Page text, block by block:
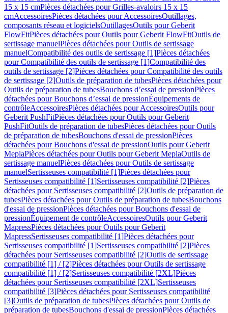
15 x 15 cmPièces détachées pour Grilles-avaloirs 15 x 15
cmAccessoiresPièces détachées pour AccessoiresOutillages,
composants réseau et logicielsOutillagesOutils pour Geberit
FlowFitPièces détachées pour Outils pour Geberit FlowFitOutils de
sertissage manuelPièces détachées pour Outils de sertissage
manuelCompatibilité des outils de sertissage [1]Pièces détachées
pour Compatibilité des outils de sertissage [1]Compatibilité des
outils de sertissage [2]Pièces détachées pour Compatibilité des outils
de sertissage [2]Outils de préparation de tubesPièces détachées pour
Outils de préparation de tubesBouchons d’essai de pressionPièces
détachées pour Bouchons d’essai de pressionÉquipements de
contrôleAccessoiresPièces détachées pour AccessoiresOutils pour
Geberit PushFitPièces détachées pour Outils pour Geberit
PushFitOutils de préparation de tubesPièces détachées pour Outils
de préparation de tubesBouchons d'essai de pressionPièces
détachées pour Bouchons d'essai de pressionOutils pour Geberit
MeplaPièces détachées pour Outils pour Geberit MeplaOutils de
sertissage manuelPièces détachées pour Outils de sertissage
manuelSertisseuses compatibilité [1]Pièces détachées pour
Sertisseuses compatibilité [1]Sertisseuses compatibilité [2]Pièces
détachées pour Sertisseuses compatibilité [2]Outils de préparation de
tubesPièces détachées pour Outils de préparation de tubesBouchons
d'essai de pressionPièces détachées pour Bouchons d'essai de
pressionÉquipement de contrôleAccessoiresOutils pour Geberit
MapressPièces détachées pour Outils pour Geberit
MapressSertisseuses compatibilité [1]Pièces détachées pour
Sertisseuses compatibilité [1]Sertisseuses compatibilité [2]Pièces
détachées pour Sertisseuses compatibilité [2]Outils de sertissage
compatibilité [1] / [2]Pièces détachées pour Outils de sertissage
compatibilité [1] / [2]Sertisseuses compatibilité [2XL]Pièces
détachées pour Sertisseuses compatibilité [2XL]Sertisseuses
compatibilité [3]Pièces détachées pour Sertisseuses compatibilité
[3]Outils de préparation de tubesPièces détachées pour Outils de
préparation de tubesBouchons d'essai de pressionPièces détachées